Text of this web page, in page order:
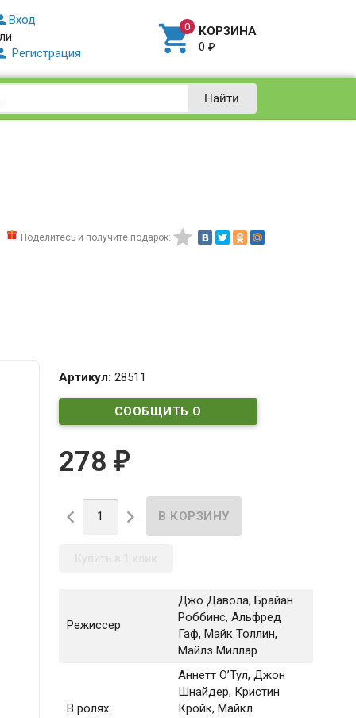
Вход
Регистрация  КОРЗИНА
0₽
Найти
Поделитесь и получите подарок: 
Артикул: 28511
СООБЩИТЬ О
278 ₽
 
Режиссер
Джо Давола, Брайан
Роббинс, Альфред
Гаф, Майк Толлин,
Майлз Миллар
В ролях
Аннетт О’Тул, Джон
Шнайдер, Кристин
Кройк, Майкл